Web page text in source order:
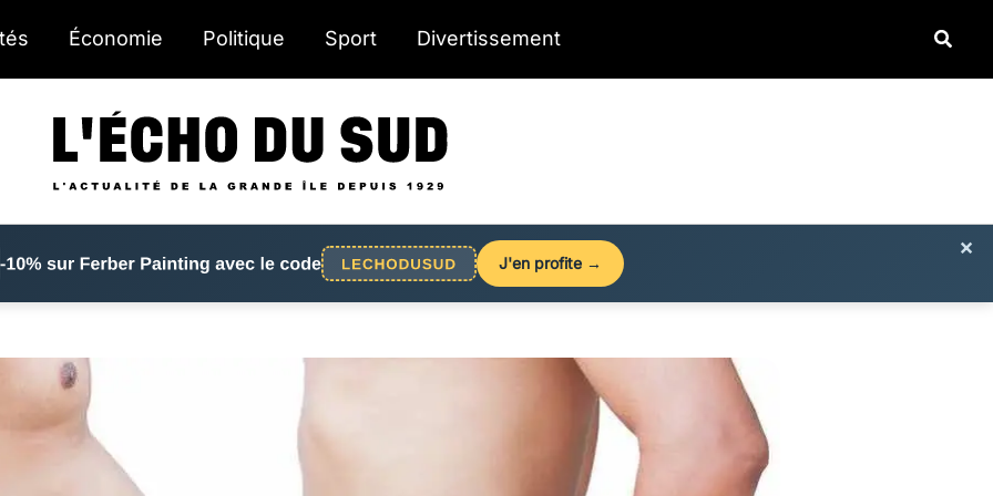
Économie Politique Sport Divertissement
×
J'en profite →